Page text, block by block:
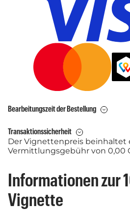
Bearbeitungszeit der Bestellung
Transaktionssicherheit
Der Vignettenpreis beinhaltet
Vermittlungsgebühr von 0,00
Informationen zur
Vignette